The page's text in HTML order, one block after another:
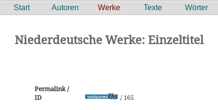
Start Autoren Werke Texte Wörter
Niederdeutsche Werke: Einzeltitel
Permalink /
ID
/ 165